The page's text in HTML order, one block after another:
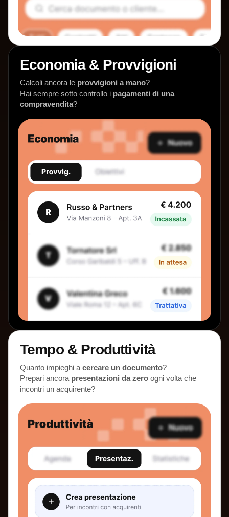
Economia & Provvigioni
Calcoli ancora le provvigioni a mano?
Hai sempre sotto controllo i pagamenti di una
compravendita?
Tempo & Produttività
Quanto impieghi acercare un documento?
Prepari ancora presentazioni da zero ogni volta che
incontri un acquirente?